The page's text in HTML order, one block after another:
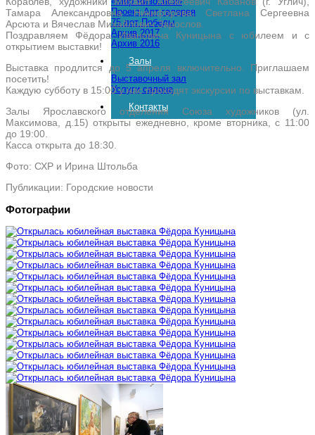
Проект Арт-галерея
75 лет Победы
Архив 2017
Архив 2016
Залы
Выставочный зал
Услуги салона
Контакты
Тамара Александровна Никифорова, Светлана Сергеевна
Арсюта и Вячеслав Михайлович Зарослов.
Поздравляем Фёдора Ивановича Куницына с юбилеем и с
открытием выставки!
Выставка продлится до 5 апреля включительно. Приглашаем
посетить!
Каждую субботу в 15:00 у нас проходят экскурсии по выставкам.
Залы Ярославского отделения Союза художников (ул.
Максимова, д.15) открыты ежедневно, кроме вторника, с 11:00
до 19:00.
Касса открыта до 18:30.
Фото: СХР и Ирина Штольба
Публикации: Городские новости
Фотографии